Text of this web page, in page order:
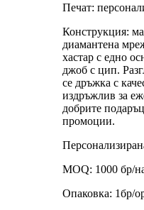
Печат:
Конструкция:
диамантена
хастар с едно
джоб с цип.
се дръжка с
издръжлив за
добрите
промоции.
MOQ: 1000 бр/
Опаковка: 1бр/